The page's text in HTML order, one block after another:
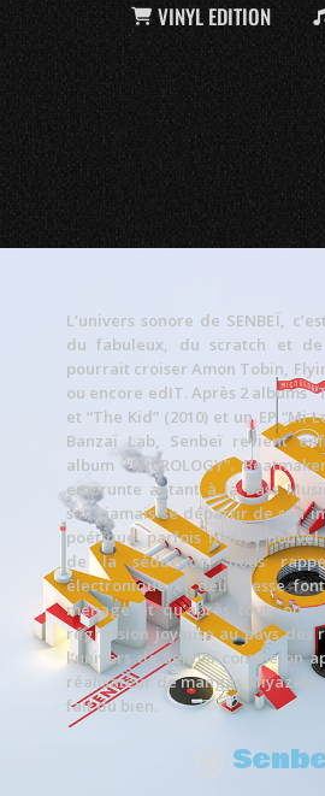
VINYL EDITION
L’univers sonore de SENBEÏ,
du fabuleux, du scratch et
pourrait croiser Amon Tobin,
ou encore edIT. Après 2 albums
et “The Kid” (2010) et un EP “Mi
Banzaï Lab, Senbeï revient
album “MICROLOGY”.
emprunte autant à la Bass
sans jamais se départir de son
poétique, parfois naïf.Ce
de la séduction, nous
électronique et délicatesse
ménage et qu’après tout, on
régression joyeuse au pays des
l’univers de Senbeï comme on
réalisateur de mangas
fait du bien.